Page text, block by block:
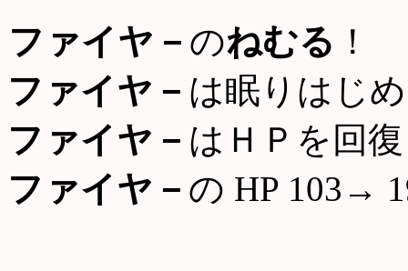
ファイヤ－ のねむる ！
ファイヤ－ は眠りはじ
ファイヤ－ はＨＰを回
ファイヤ－ の HP 103→